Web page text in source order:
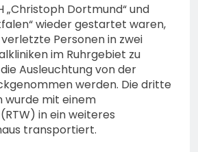
„Christoph Dortmund“ und
wieder gestartet waren,
Personen in zwei
im Ruhrgebiet zu
Ausleuchtung von der
werden. Die dritte
wurde mit einem
in ein weiteres
transportiert.